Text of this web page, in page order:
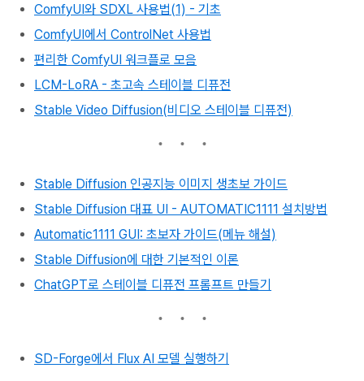
ComfyUI와 SDXL 사용법(1) - 기초
ComfyUI에서 ControlNet 사용법
편리한 ComfyUI 워크플로 모음
LCM-LoRA - 초고속 스테이블 디퓨전
Stable Video Diffusion(비디오 스테이블 디퓨전)
Stable Diffusion 인공지능 이미지 생초보 가이드
Stable Diffusion 대표 UI - AUTOMATIC1111 설치방법
Automatic1111 GUI: 초보자 가이드(메뉴 해설)
Stable Diffusion에 대한 기본적인 이론
ChatGPT로 스테이블 디퓨전 프롬프트 만들기
SD-Forge에서 Flux AI 모델 실행하기